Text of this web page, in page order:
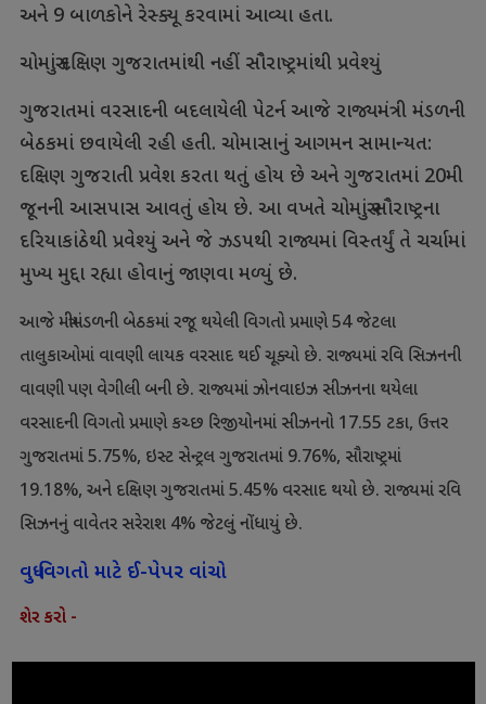
અને 9 બાળકોને રેસ્ક્યૂ કરવામાં આવ્યા હતા.
ચોમાસું દક્ષિણ ગુજરાતમાંથી નહીં સૌરાષ્ટ્રમાંથી પ્રવેશ્યું
ગુજરાતમાં વરસાદની બદલાયેલી પેટર્ન આજે રાજ્યમંત્રી મંડળની
બેઠકમાં છવાયેલી રહી હતી. ચોમાસાનું આગમન સામાન્યત:
દક્ષિણ ગુજરાતી પ્રવેશ કરતા થતું હોય છે અને ગુજરાતમાં 20મી
જૂનની આસપાસ આવતું હોય છે. આ વખતે ચોમાસું સૌરાષ્ટ્રના
દરિયાકાંઠેથી પ્રવેશ્યું અને જે ઝડપથી રાજ્યમાં વિસ્તર્યું તે ચર્ચામાં
મુખ્ય મુદ્દા રહ્યા હોવાનું જાણવા મળ્યું છે.
આજે મંત્રીમંડળની બેઠકમાં રજૂ થયેલી વિગતો પ્રમાણે 54 જેટલા
તાલુકાઓમાં વાવણી લાયક વરસાદ થઈ ચૂક્યો છે. રાજ્યમાં રવિ સિઝનની
વાવણી પણ વેગીલી બની છે. રાજ્યમાં ઝોનવાઇઝ સીઝનના થયેલા
વરસાદની વિગતો પ્રમાણે કચ્છ રિજીયોનમાં સીઝનનો 17.55 ટકા, ઉત્તર
ગુજરાતમાં 5.75%, ઇસ્ટ સેન્ટ્રલ ગુજરાતમાં 9.76%, સૌરાષ્ટ્રમાં
19.18%, અને દક્ષિણ ગુજરાતમાં 5.45% વરસાદ થયો છે. રાજ્યમાં રવિ
સિઝનનું વાવેતર સરેરાશ 4% જેટલું નોંધાયું છે.
વધુ વિગતો માટે ઈ-પેપર વાંચો
શેર કરો -